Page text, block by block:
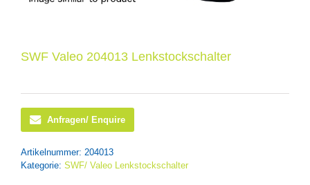
SWF Valeo 204013 Lenkstockschalter
Anfragen/ Enquire
Artikelnummer: 204013
Kategorie: SWF/ Valeo Lenkstockschalter